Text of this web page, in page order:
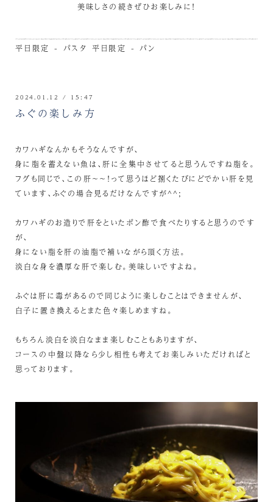
美味しさの続きぜひお楽しみに！
平日限定 - パスタ 平日限定 - パン
2024.01.12 / 15:47
ふぐの楽しみ方
カワハギなんかもそうなんですが、
身に脂を蓄えない魚は、肝に全集中させてると思うんですね脂を。
フグも同じで、この肝～～！って思うほど捌くたびにどでかい肝を見
ています、ふぐの場合見るだけなんですが^^;
カワハギのお造りで肝をといたポン酢で食べたりすると思うのです
が、
身にない脂を肝の油脂で補いながら頂く方法。
淡白な身を濃厚な肝で楽しむ。美味しいですよね。
ふぐは肝に毒があるので同じように楽しむことはできませんが、
白子に置き換えるとまた色々楽しめますね。
もちろん淡白を淡白なまま楽しむこともありますが、
コースの中盤以降なら少し相性も考えてお楽しみいただければと
思っております。